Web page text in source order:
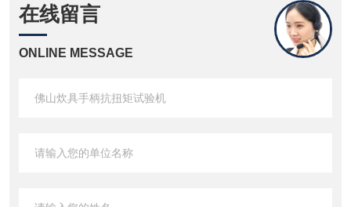
在线留言
ONLINE MESSAGE